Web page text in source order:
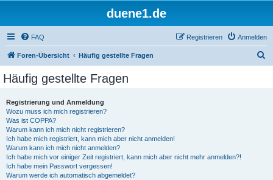
duene1.de
FAQ Anmelden
Registrieren
Foren-Übersicht Häufig gestellte Fragen
Häufig gestellte Fragen
Registrierung und Anmeldung
Wozu muss ich mich registrieren?
Was ist COPPA?
Warum kann ich mich nicht registrieren?
Ich habe mich registriert, kann mich aber nicht anmelden!
Warum kann ich mich nicht anmelden?
Ich habe mich vor einiger Zeit registriert, kann mich aber nicht mehr anmelden?!
Ich habe mein Passwort vergessen!
Warum werde ich automatisch abgemeldet?